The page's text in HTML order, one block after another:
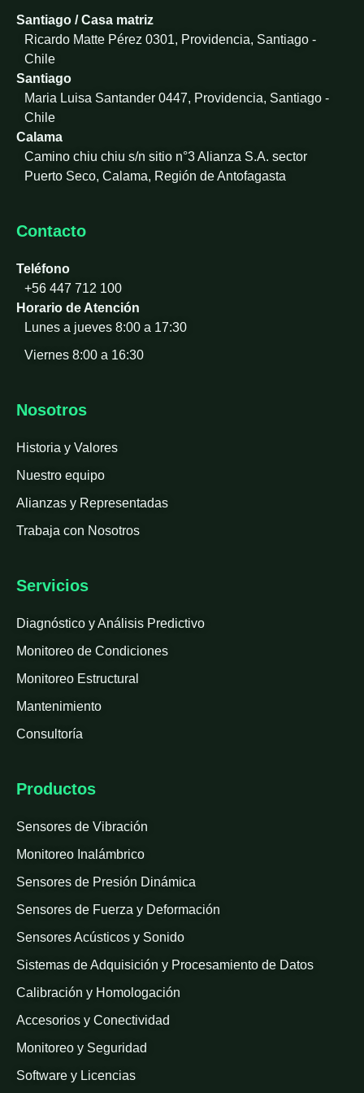
n
Santiago / Casa matriz
Ricardo Matte Pérez 0301, Providencia, Santiago -
Chile
Santiago
Maria Luisa Santander 0447, Providencia, Santiago -
Chile
Calama
Camino chiu chiu s/n sitio n°3 Alianza S.A. sector
Puerto Seco, Calama, Región de Antofagasta
Contacto
Teléfono
+56 447 712 100
Horario de Atención
Lunes a jueves 8:00 a 17:30
Viernes 8:00 a 16:30
Nosotros
Historia y Valores
Nuestro equipo
Alianzas y Representadas
Trabaja con Nosotros
Servicios
Diagnóstico y Análisis Predictivo
Monitoreo de Condiciones
Monitoreo Estructural
Mantenimiento
Consultoría
Productos
Sensores de Vibración
Monitoreo Inalámbrico
Sensores de Presión Dinámica
Sensores de Fuerza y Deformación
Sensores Acústicos y Sonido
Sistemas de Adquisición y Procesamiento de Datos
Calibración y Homologación
Accesorios y Conectividad
Monitoreo y Seguridad
Software y Licencias